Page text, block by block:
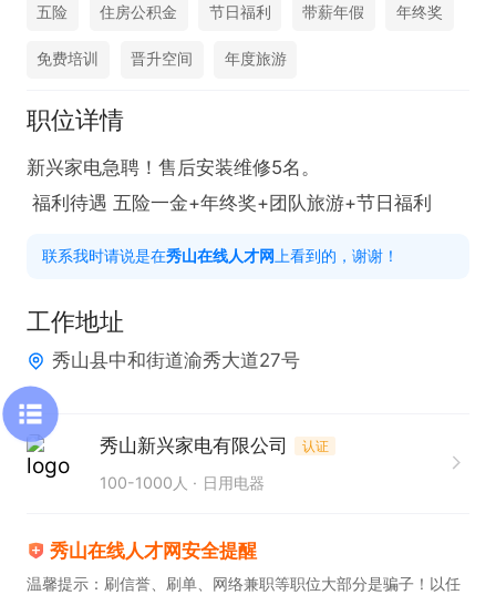
五险 住房公积金 节日福利 带薪年假 年终奖
免费培训 晋升空间 年度旅游
职位详情
新兴家电急聘！售后安装维修5名。
福利待遇 五险一金+年终奖+团队旅游+节日福利
联系我时请说是在秀山在线人才网 上看到的，谢谢！
工作地址
秀山县中和街道渝秀大道27号
秀山新兴家电有限公司 认证
100-1000人 日用电器
秀山在线人才网安全提醒
温馨提示：刷信誉、刷单、网络兼职等职位大部分是骗子！以任